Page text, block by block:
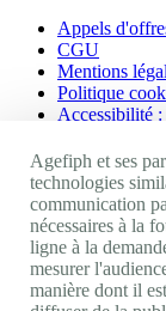
Appels
CGU
Mentions
Politique
Accessibilité
Nos autres
Site portail
Activateur de
Handinnov
Innovation et
Université du
Agefiph et ses
technologies
communication
nécessaires à la
ligne à la
mesurer
manière dont il